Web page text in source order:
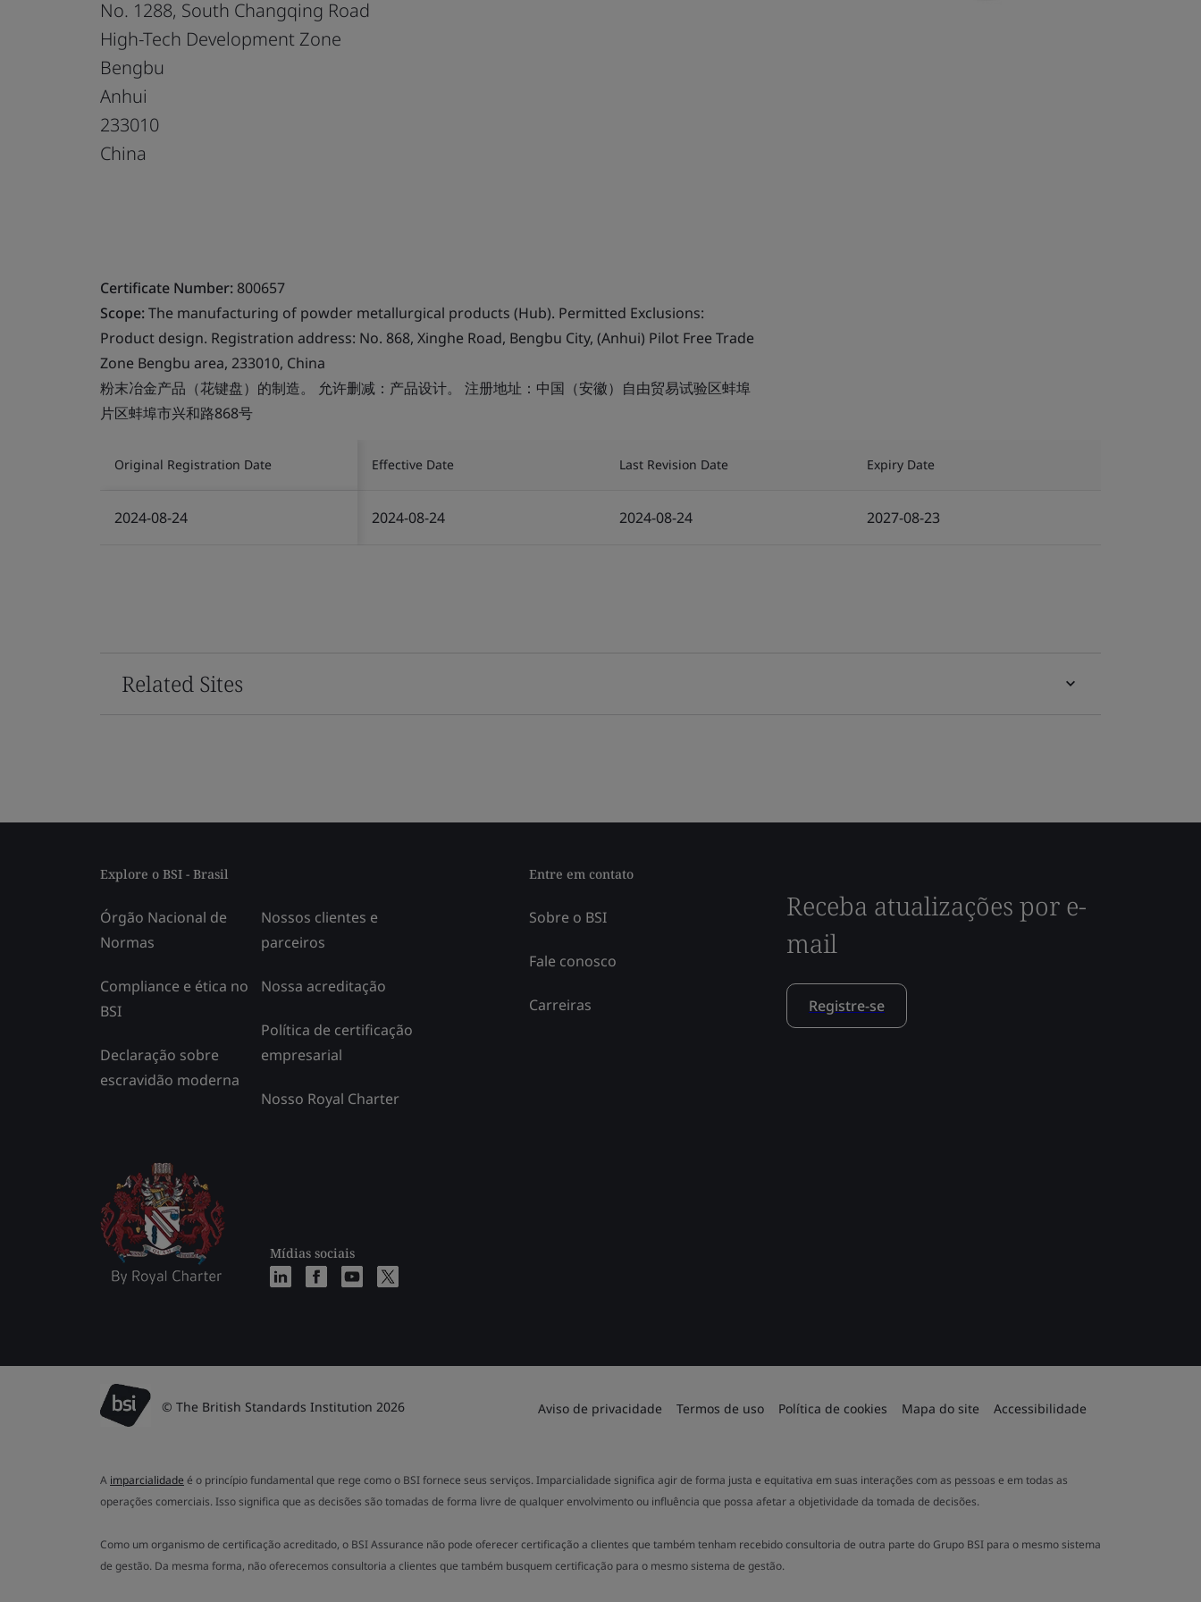
No. 1288, South Changqing Road
High-Tech Development Zone
Bengbu
Anhui
233010
China
Certificate Number: 800657
Scope:The manufacturing of powder metallurgical products (Hub). Permitted Exclusions:
Product design. Registration address: No. 868, Xinghe Road, Bengbu City, (Anhui) Pilot Free Trade
Zone Bengbu area, 233010, China
粉末冶金产品（花键盘）的制造。 允许删减：产品设计。 注册地址：中国（安徽）自由贸易试验区蚌埠
片区蚌埠市兴和路868号
Original Registration Date Effective Date Last Revision Date Expiry Date
2024-08-24 2024-08-24 2024-08-24 2027-08-23
Related Sites
Explore o BSI - Brasil
Órgão Nacional de
Normas
Compliance e ética no
BSI
Declaração sobre
escravidão moderna
Nossos clientes e
parceiros
Nossa acreditação
Política de certificação
empresarial
Nosso Royal Charter
Mídias sociais
Entre em contato
Sobre o BSI
Fale conosco
Carreiras
Receba atualizações por e-
mail
Registre-se
© The British Standards Institution 2026 Aviso de privacidade Termos de uso Política de cookies Mapa do site Accessibilidade
A imparcialidade é o princípio fundamental que rege como o BSI fornece seus serviços. Imparcialidade significa agir de forma justa e equitativa em suas interações com as pessoas e em todas as
operações comerciais. Isso significa que as decisões são tomadas de forma livre de qualquer envolvimento ou influência que possa afetar a objetividade da tomada de decisões.
Como um organismo de certificação acreditado, o BSI Assurance não pode oferecer certificação a clientes que também tenham recebido consultoria de outra parte do Grupo BSI para o mesmo sistema
de gestão. Da mesma forma, não oferecemos consultoria a clientes que também busquem certificação para o mesmo sistema de gestão.